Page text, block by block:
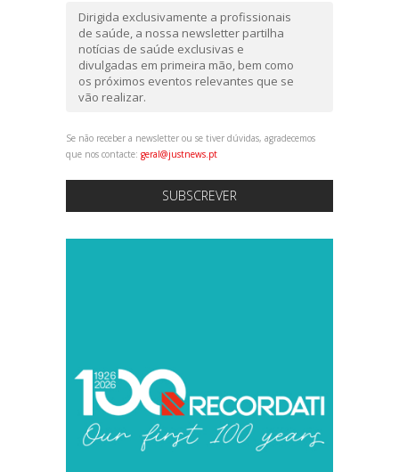
Dirigida exclusivamente a profissionais
de saúde, a nossa newsletter partilha
notícias de saúde exclusivas e
divulgadas em primeira mão, bem como
os próximos eventos relevantes que se
vão realizar.
Se não receber a newsletter ou se tiver dúvidas, agradecemos
que nos contacte: geral@justnews.pt
SUBSCREVER